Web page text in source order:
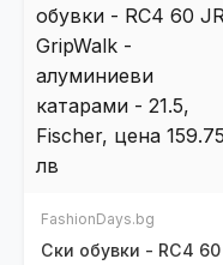
FashionDays.bg
Ски обувки - RC4 60